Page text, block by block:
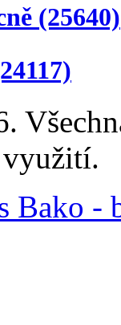
(25640)
využití.
Bako -